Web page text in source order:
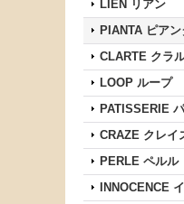
LIEN リアン
PIANTA ピアン
CLARTE クラ
LOOP ループ
PATISSERIE
CRAZE クレイ
PERLE ペルル
INNOCENCE